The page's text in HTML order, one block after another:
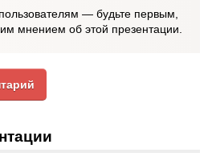
— будьте первым,
мнением об этой презентации.